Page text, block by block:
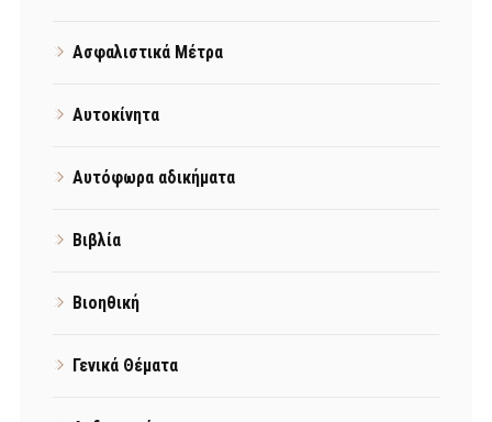
Ασφαλιστικά Μέτρα
Αυτοκίνητα
Αυτόφωρα αδικήματα
Βιβλία
Βιοηθική
Γενικά Θέματα